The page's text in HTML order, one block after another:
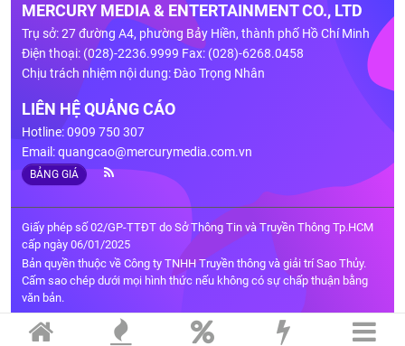
MERCURY MEDIA & ENTERTAINMENT CO., LTD
Trụ sở: 27 đường A4, phường Bảy Hiền, thành phố Hồ Chí Minh
Điện thoại: (028)-2236.9999 Fax: (028)-6268.0458
Chịu trách nhiệm nội dung: Đào Trọng Nhân
LIÊN HỆ QUẢNG CÁO
Hotline: 0909 750 307
Email:quangcao@mercurymedia.com.vn
BẢNG GIÁ
Giấy phép số 02/GP-TTĐT do Sở Thông Tin và Truyền Thông Tp.HCM
cấp ngày 06/01/2025
Bản quyền thuộc về Công ty TNHH Truyền thông và giải trí Sao Thủy.
Cấm sao chép dưới mọi hình thức nếu không có sự chấp thuận bằng
văn bản.